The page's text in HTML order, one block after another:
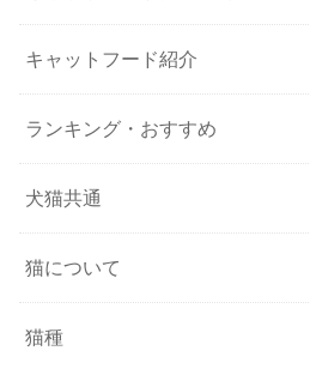
キャットフード紹介
ランキング・おすすめ
犬猫共通
猫について
猫種